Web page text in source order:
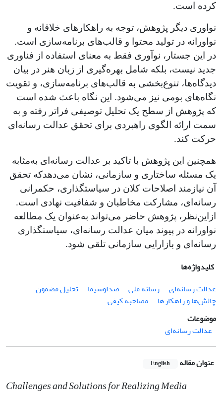
کرده است.
نواوری دیگر پژوهش، توجه به راهکارهای خلاقانه و
نواورانه در تولید محتوا و قالب‌های برنامه‌سازی است.
در این جستار، نوآوری فقط به معنای استفاده از فناوری
جدید نیست، بلکه شامل بهره‌گیری از زبان هنر در بیان
دیدگاه‌ها، تنوع‌بخشی به قالب‌های برنامه‌سازی، و تقویت
نگاه‌های بومی نیز می‌شود. این نگاه باعث شده است
که پژوهش از سطح یک تحلیل توصیفی فراتر رفته و به
سمت ارائه الگوی راهبردی برای تحقق عدالت رسانه‌ای
حرکت کند.
همچنین این پژوهش با تاکید بر عدالت رسانه‌ای به‌مثابه
یک مسئله ساختاری و سازمانی، نشان می‌دهدکه تحقق
آن نیازمند اصلاحات کلان در سیاستگذاری، حکمرانی
رسانه‌ای، مشارکت مخاطبان و شفافیت نهادی است.
ازاین‌نظر، پژوهش حاضر می‌تواند به‌عنوان یک مطالعه
نواورانه در پیوند میان عدالت رسانه‌ای، سیاستگذاری
رسانه‌ای و بازارایی سازمانی تلقی شود.
کلیدواژه‌ها
عدالت رسانه‌ای
رسانه ملی صداوسیما
تحلیل مضمون
چالش‌ها و راهکارها
مصاحبه کیفی
موضوعات
عدالت رسانه‌ای
عنوان مقاله English
Challenges and Solutions for Realizing Media